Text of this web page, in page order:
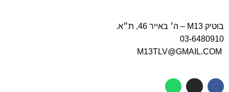
בוטיק M13 – ה׳ באייר 46, ת״א.
03-6480910